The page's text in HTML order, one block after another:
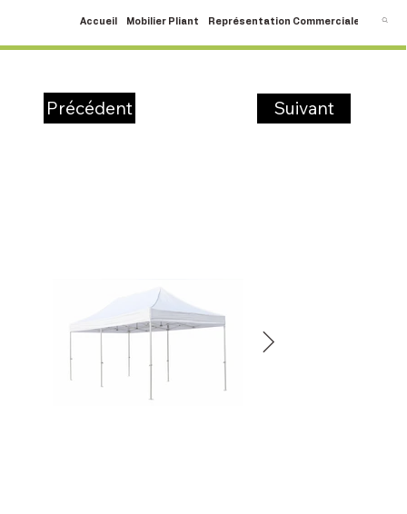
Accueil Mobilier Pliant Représentation Commerciale SAV
Précédent Suivant